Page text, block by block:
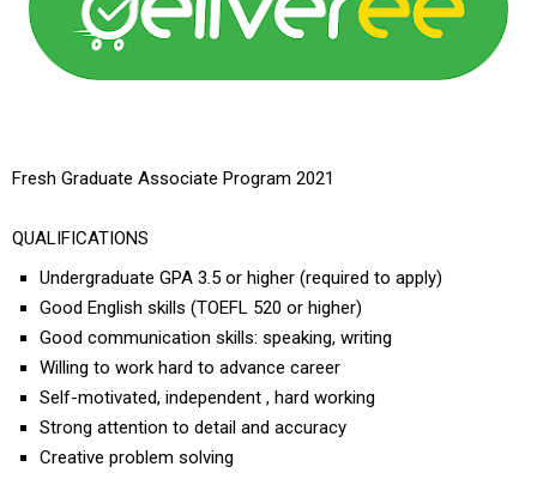
Fresh Graduate Associate Program 2021
QUALIFICATIONS
Undergraduate GPA 3.5 or higher (required to apply)
Good English skills (TOEFL 520 or higher)
Good communication skills: speaking, writing
Willing to work hard to advance career
Self-motivated, independent , hard working
Strong attention to detail and accuracy
Creative problem solving